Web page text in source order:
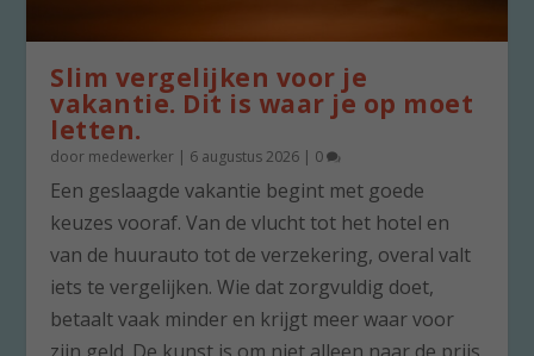
Slim vergelijken voor je
vakantie. Dit is waar je op moet
letten.
door medewerker | 6 augustus 2026 | 0
Een geslaagde vakantie begint met goede
keuzes vooraf. Van de vlucht tot het hotel en
van de huurauto tot de verzekering, overal valt
iets te vergelijken. Wie dat zorgvuldig doet,
betaalt vaak minder en krijgt meer waar voor